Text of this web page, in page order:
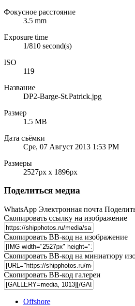
Фокусное расстояние
3.5 mm
Exposure time
1/810 second(s)
ISO
119
Название
DP2-Barge-St.Patrick.jpg
Размер
1.5 MB
Дата съёмки
Сре, 07 Август 2013 1:53 PM
Размеры
2527px x 1896px
Поделиться медиа
WhatsApp Электронная почта
Скопировать ссылку на изображение
Скопировать BB-код на изображение
Скопировать BB-код на миниатюру
Скопировать BB-код галереи
Offshore